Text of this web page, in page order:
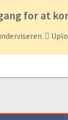
for at